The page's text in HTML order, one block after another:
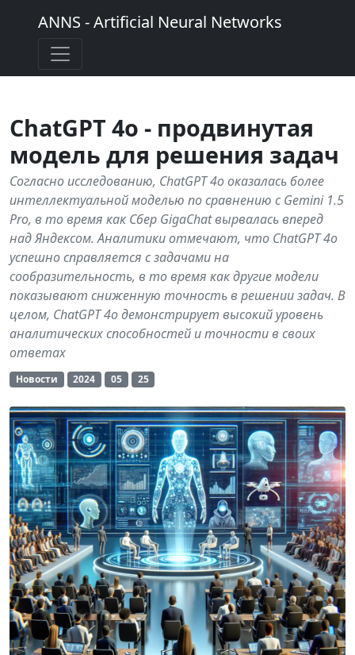
ANNS - Artificial Neural Networks
ChatGPT 4o - продвинутая
модель для решения задач
Согласно исследованию, ChatGPT 4o оказалась более
интеллектуальной моделью по сравнению с Gemini 1.5
Pro, в то время как Сбер GigaChat вырвалась вперед
над Яндексом. Аналитики отмечают, что ChatGPT 4o
успешно справляется с задачами на
сообразительность, в то время как другие модели
показывают сниженную точность в решении задач. В
целом, ChatGPT 4o демонстрирует высокий уровень
аналитических способностей и точности в своих
ответах
Новости 2024 05 25